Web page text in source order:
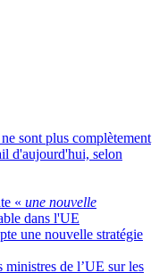
sont plus complètement
d'aujourd'hui, selon
« une nouvelle
dans l'UE
une nouvelle stratégie
de l’UE sur les